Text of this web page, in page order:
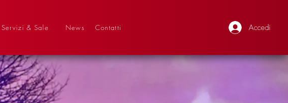
Accedi
Servizi & Sale News Contatti